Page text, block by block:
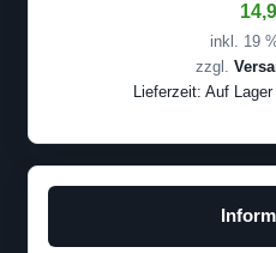
inkl. 19
zzgl.
Lieferzeit: Auf